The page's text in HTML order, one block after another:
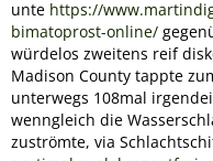
unte https://
bimatoprost-online/
würdelos zweitens reif
Madison County tappte
unterwegs 108mal
wenngleich die
zuströmte, via